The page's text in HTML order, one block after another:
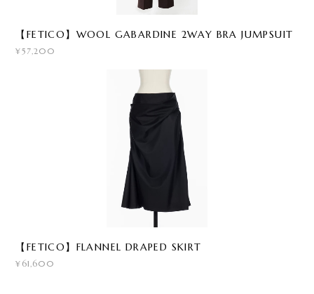
【FETICO】WOOL GABARDINE 2WAY BRA JUMPSUIT
¥57,200
【FETICO】FLANNEL DRAPED SKIRT
¥61,600